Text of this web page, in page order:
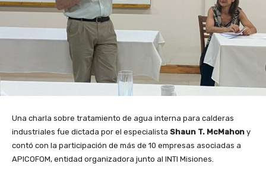
Una charla sobre tratamiento de agua interna para calderas
industriales fue dictada por el especialista Shaun T. McMahon y
contó con la participación de más de 10 empresas asociadas a
APICOFOM, entidad organizadora junto al INTI Misiones.